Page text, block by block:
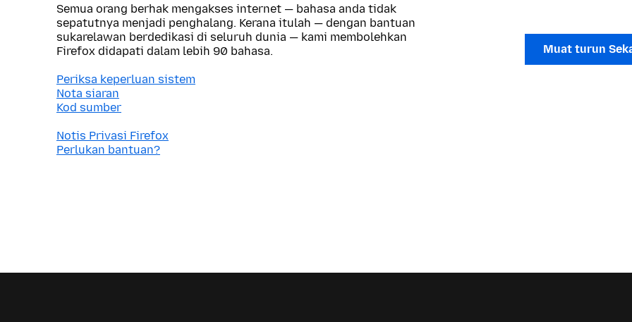
Semua orang berhak mengakses internet — bahasa anda tidak
sepatutnya menjadi penghalang. Kerana itulah — dengan bantuan
sukarelawan berdedikasi di seluruh dunia — kami membolehkan
Firefox didapati dalam lebih 90 bahasa.
Periksa keperluan sistem
Nota siaran
Kod sumber
Notis Privasi Firefox
Perlukan bantuan?
Muat turun